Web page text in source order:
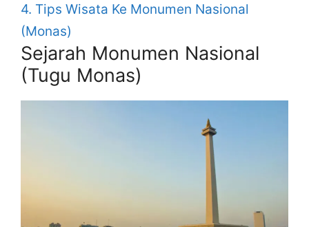
4. Tips Wisata Ke Monumen Nasional
(Monas)
Sejarah Monumen Nasional
(Tugu Monas)